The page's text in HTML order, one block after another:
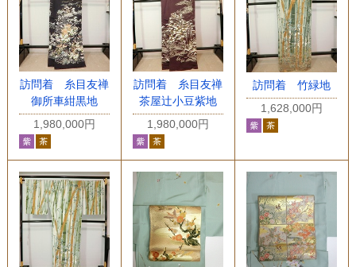
訪問着 糸目友禅
御所車紺黒地
1,980,000円
訪問着 糸目友禅
茶屋辻小豆紫地
1,980,000円
訪問着 竹緑地
1,628,000円